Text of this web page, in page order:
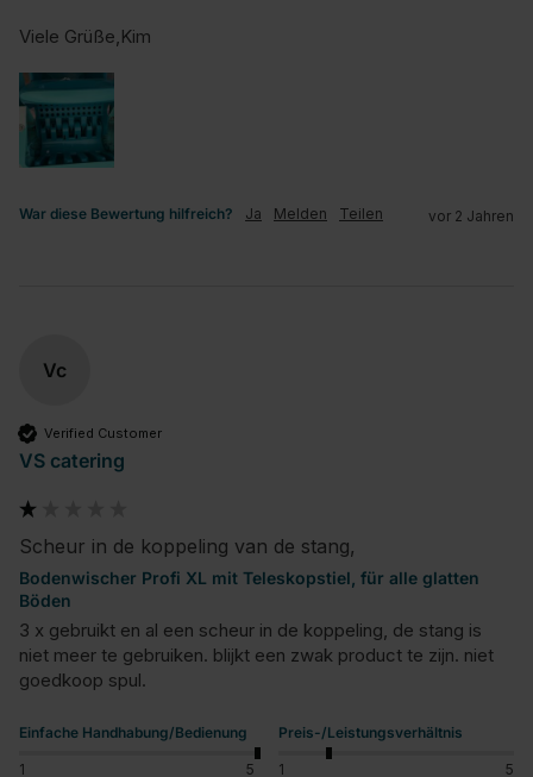
Viele Grüße,Kim
War diese Bewertung hilfreich? Ja Melden Teilen vor 2 Jahren
Vc
Verified Customer
VS catering
Scheur in de koppeling van de stang,
Bodenwischer Profi XL mit Teleskopstiel, für alle glatten
Böden
3 x gebruikt en al een scheur in de koppeling, de stang is
niet meer te gebruiken. blijkt een zwak product te zijn. niet
goedkoop spul.
Einfache Handhabung/Bedienung
1 5
Preis-/Leistungsverhältnis
1
5